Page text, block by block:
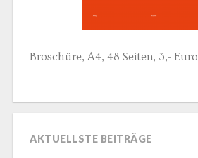
Broschüre, A4, 48 Seiten, 3,- Euro
AKTUELLSTE BEITRÄGE